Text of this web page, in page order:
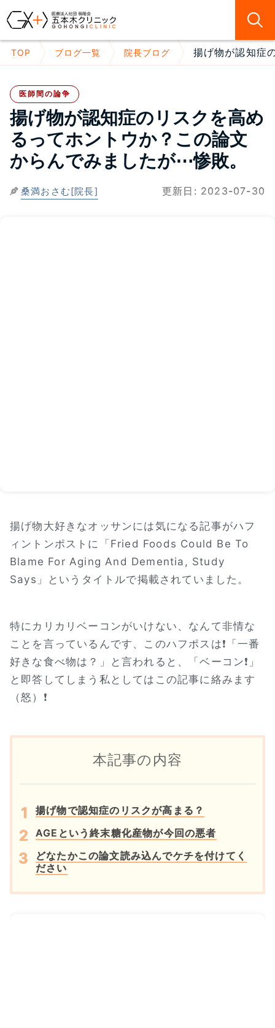
TOP ブログ一覧 院長ブログ 揚げ物が認知症
医師間の論争
揚げ物が認知症のリスクを高め
るってホントウか？この論文
からんでみましたが⋯惨敗。
桑満おさむ[院長] 更新日: 2023-07-30
揚げ物大好きなオッサンには気になる記事がハフ
ィントンポストに「Fried Foods Could Be To
Blame For Aging And Dementia, Study
Says」というタイトルで掲載されていました。
特にカリカリベーコンがいけない、なんて非情な
ことを言っているんです、このハフポスは❗「一番
好きな食べ物は？」と言われると、「ベーコン❗」
と即答してしまう私としてはこの記事に絡みます
（怒）❗
本記事の内容
揚げ物で認知症のリスクが高まる？
AGEという終末糖化産物が今回の悪者
どなたかこの論文読み込んでケチを付けてく
ださい